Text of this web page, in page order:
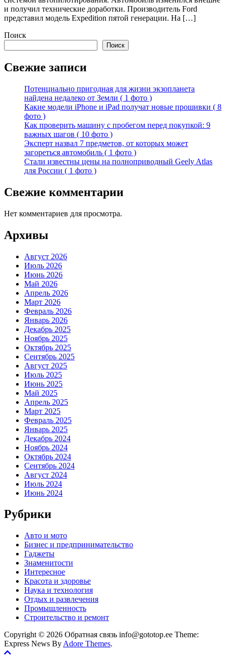
и получил технические доработки. Производитель Ford
представил модель Expedition пятой генерации. На […]
Поиск
Поиск
Свежие записи
Потенциально пригодная для жизни экзопланета
найдена недалеко от Земли ( 1 фото )
Какие модели iPhone и iPad получат новые прошивки ( 8
фото )
Как проверить машину с пробегом перед покупкой: 9
важных шагов ( 10 фото )
Эксперт назвал 7 предметов, от которых может
загореться автомобиль ( 1 фото )
Стали известны цены на полноприводный Geely Atlas
для России ( 1 фото )
Свежие комментарии
Нет комментариев для просмотра.
Архивы
Август 2026
Июль 2026
Июнь 2026
Май 2026
Апрель 2026
Март 2026
Февраль 2026
Январь 2026
Декабрь 2025
Ноябрь 2025
Октябрь 2025
Сентябрь 2025
Август 2025
Июль 2025
Июнь 2025
Май 2025
Апрель 2025
Март 2025
Февраль 2025
Январь 2025
Декабрь 2024
Ноябрь 2024
Октябрь 2024
Сентябрь 2024
Август 2024
Июль 2024
Июнь 2024
Рубрики
Авто и мото
Бизнес и предпринимательство
Гаджеты
Знаменитости
Интересное
Красота и здоровье
Наука и технология
Отдых и развлечения
Промышленность
Строительство и ремонт
Copyright © 2026 Обратная связь info@gototop.ee Theme:
Express News By Adore Themes.